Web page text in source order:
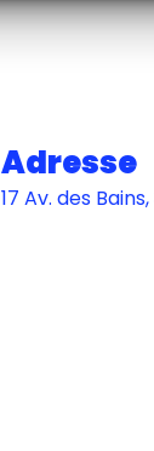
Adresse
17 Av. des